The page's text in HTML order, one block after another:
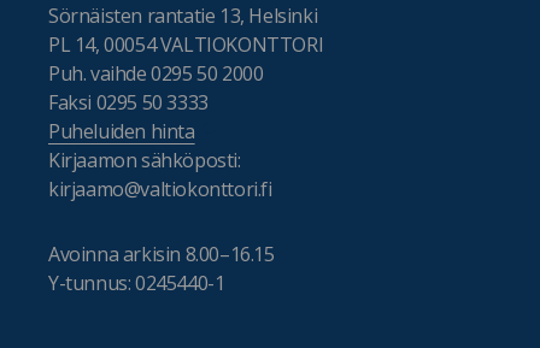
Sörnäisten rantatie 13, Helsinki
PL 14, 00054 VALTIOKONTTORI
Puh. vaihde 0295 50 2000
Faksi 0295 50 3333
Puheluiden hinta
Kirjaamon sähköposti:
kirjaamo@valtiokonttori.fi
Avoinna arkisin 8.00–16.15
Y-tunnus: 0245440-1